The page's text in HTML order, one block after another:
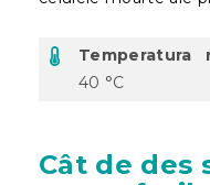
Temperatura
40 °C
Cât de des